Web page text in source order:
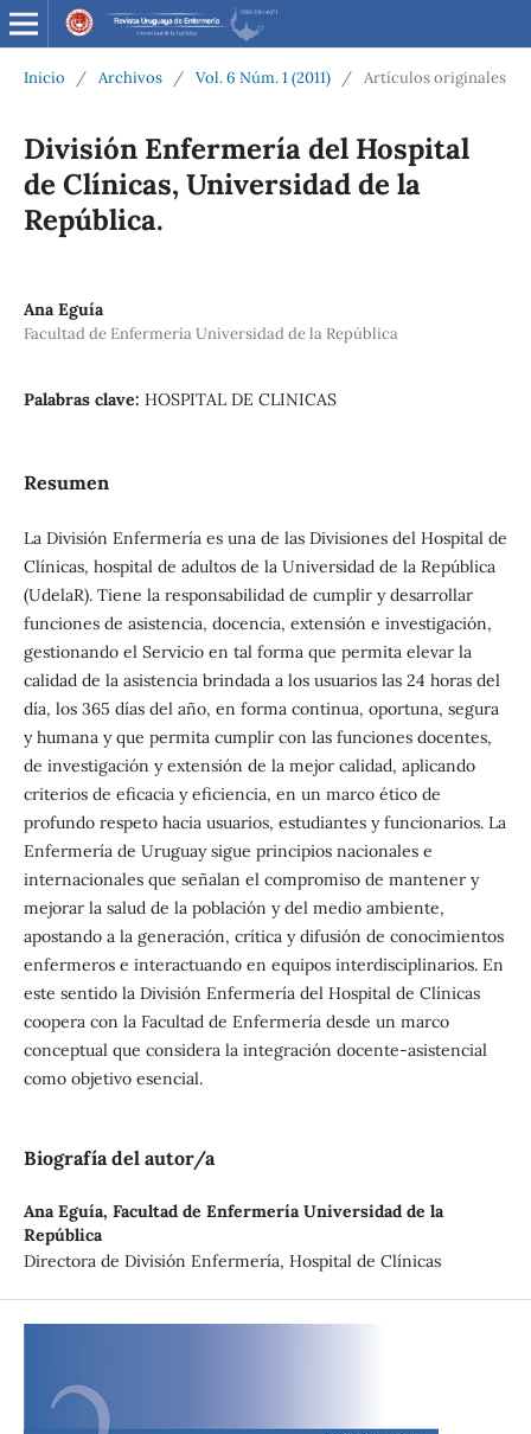
Inicio / Archivos / Vol. 6 Núm. 1 (2011) / Artículos originales
División Enfermería del Hospital
de Clínicas, Universidad de la
República.
Ana Eguía
Facultad de Enfermería Universidad de la República
Palabras clave: HOSPITAL DE CLINICAS
Resumen
La División Enfermería es una de las Divisiones del Hospital de
Clínicas, hospital de adultos de la Universidad de la República
(UdelaR). Tiene la responsabilidad de cumplir y desarrollar
funciones de asistencia, docencia, extensión e investigación,
gestionando el Servicio en tal forma que permita elevar la
calidad de la asistencia brindada a los usuarios las 24 horas del
día, los 365 días del año, en forma continua, oportuna, segura
y humana y que permita cumplir con las funciones docentes,
de investigación y extensión de la mejor calidad, aplicando
criterios de eficacia y eficiencia, en un marco ético de
profundo respeto hacia usuarios, estudiantes y funcionarios. La
Enfermería de Uruguay sigue principios nacionales e
internacionales que señalan el compromiso de mantener y
mejorar la salud de la población y del medio ambiente,
apostando a la generación, crítica y difusión de conocimientos
enfermeros e interactuando en equipos interdisciplinarios. En
este sentido la División Enfermería del Hospital de Clínicas
coopera con la Facultad de Enfermería desde un marco
conceptual que considera la integración docente-asistencial
como objetivo esencial.
Biografía del autor/a
Ana Eguía, Facultad de Enfermería Universidad de la
República
Directora de División Enfermería, Hospital de Clínicas